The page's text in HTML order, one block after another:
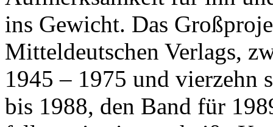
ins Gewicht. Das
Mitteldeutschen Verlags,
1945 – 1975 und vierzehn
bis 1988, den Band für